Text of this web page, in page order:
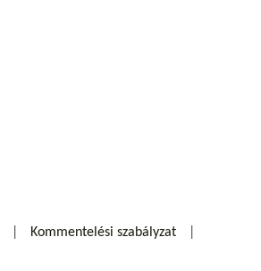
Kommentelési szabályzat